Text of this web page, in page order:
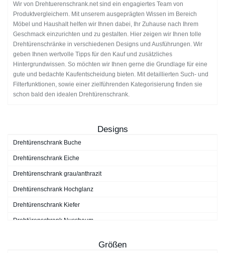
Wir von Drehtuerenschrank.net sind ein engagiertes Team von
Produktvergleichern. Mit unserem ausgeprägten Wissen im Bereich
Möbel und Haushalt helfen wir Ihnen dabei, Ihr Zuhause nach Ihrem
Geschmack einzurichten und zu gestalten. Hier zeigen wir Ihnen tolle
Drehtürenschränke in verschiedenen Designs und Ausführungen. Wir
geben Ihnen wertvolle Tipps für den Kauf und zusätzliches
Hintergrundwissen. So möchten wir Ihnen gerne die Grundlage für eine
gute und bedachte Kaufentscheidung bieten. Mit detaillierten Such- und
Filterfunktionen, sowie einer zielführenden Kategorisierung finden sie
schon bald den idealen Drehtürenschrank.
Designs
Drehtürenschrank Buche
Drehtürenschrank Eiche
Drehtürenschrank grau/anthrazit
Drehtürenschrank Hochglanz
Drehtürenschrank Kiefer
Drehtürenschrank Nussbaum
Größen